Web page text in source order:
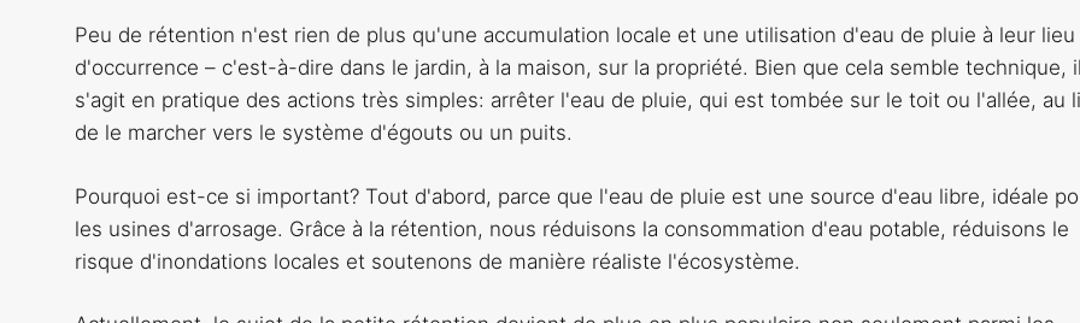
Peu de rétention n'est rien de plus qu'une accumulation locale et une utilisation d'eau de pluie à leur lieu
d'occurrence – c'est-à-dire dans le jardin, à la maison, sur la propriété. Bien que cela semble technique, il
s'agit en pratique des actions très simples: arrêter l'eau de pluie, qui est tombée sur le toit ou l'allée, au
de le marcher vers le système d'égouts ou un puits.
Pourquoi est-ce si important? Tout d'abord, parce que l'eau de pluie est une source d'eau libre, idéale
les usines d'arrosage. Grâce à la rétention, nous réduisons la consommation d'eau potable, réduisons le
risque d'inondations locales et soutenons de manière réaliste l'écosystème.